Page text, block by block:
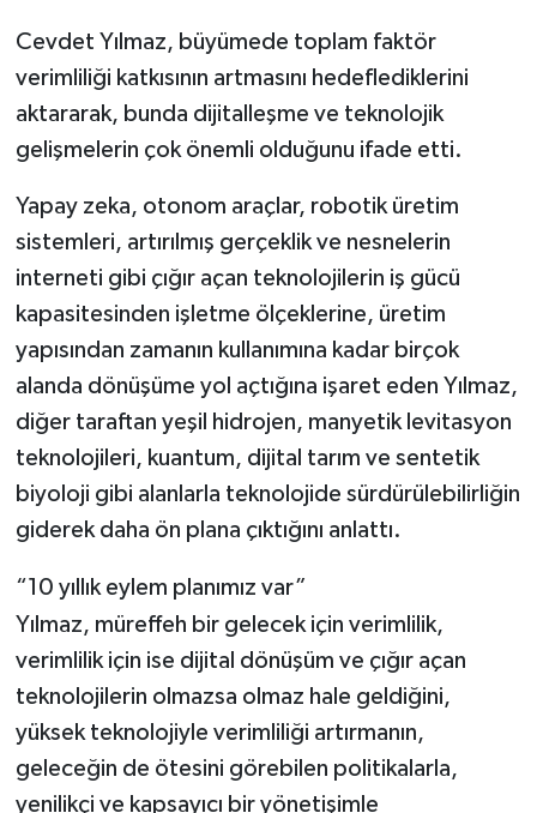
Cevdet Yılmaz, büyümede toplam faktör
verimliliği katkısının artmasını hedeflediklerini
aktararak, bunda dijitalleşme ve teknolojik
gelişmelerin çok önemli olduğunu ifade etti.
Yapay zeka, otonom araçlar, robotik üretim
sistemleri, artırılmış gerçeklik ve nesnelerin
interneti gibi çığır açan teknolojilerin iş gücü
kapasitesinden işletme ölçeklerine, üretim
yapısından zamanın kullanımına kadar birçok
alanda dönüşüme yol açtığına işaret eden Yılmaz,
diğer taraftan yeşil hidrojen, manyetik levitasyon
teknolojileri, kuantum, dijital tarım ve sentetik
biyoloji gibi alanlarla teknolojide sürdürülebilirliğin
giderek daha ön plana çıktığını anlattı.
“10 yıllık eylem planımız var”
Yılmaz, müreffeh bir gelecek için verimlilik,
verimlilik için ise dijital dönüşüm ve çığır açan
teknolojilerin olmazsa olmaz hale geldiğini,
yüksek teknolojiyle verimliliği artırmanın,
geleceğin de ötesini görebilen politikalarla,
yenilikçi ve kapsayıcı bir yönetişimle